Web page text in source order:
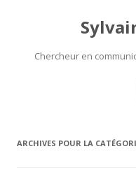
Chercheur en
ARCHIVES POUR LA